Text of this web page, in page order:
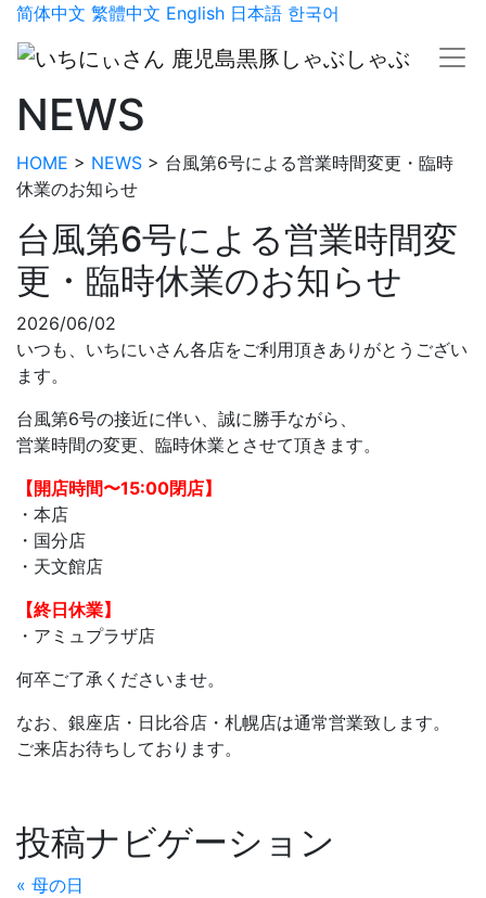
简体中文 繁體中文 English 日本語 한국어
NEWS
HOME > NEWS > 台風第6号による営業時間変更・臨時
休業のお知らせ
台風第6号による営業時間変
更・臨時休業のお知らせ
2026/06/02
いつも、いちにいさん各店をご利用頂きありがとうござい
ます。
台風第6号の接近に伴い、誠に勝手ながら、
営業時間の変更、臨時休業とさせて頂きます。
【開店時間〜15:00閉店】
・本店
・国分店
・天文館店
【終日休業】
・アミュプラザ店
何卒ご了承くださいませ。
なお、銀座店・日比谷店・札幌店は通常営業致します。
ご来店お待ちしております。
投稿ナビゲーション
« 母の日